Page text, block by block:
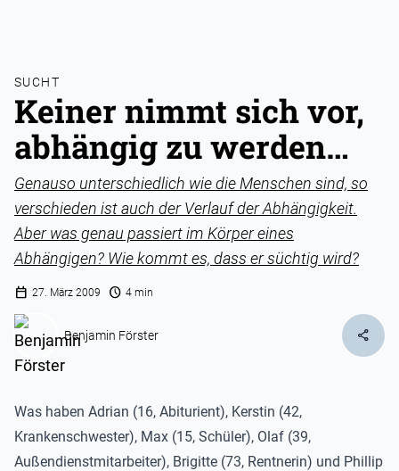
SUCHT
Keiner nimmt sich vor,
abhängig zu werden…
Genauso unterschiedlich wie die Menschen sind, so
verschieden ist auch der Verlauf der Abhängigkeit.
Aber was genau passiert im Körper eines
Abhängigen? Wie kommt es, dass er süchtig wird?
calendar_today 27. März 2009 schedule 4 min
Benjamin Förster share
Was haben Adrian (16, Abiturient), Kerstin (42,
Krankenschwester), Max (15, Schüler), Olaf (39,
Außendienstmitarbeiter), Brigitte (73, Rentnerin) und Phillip